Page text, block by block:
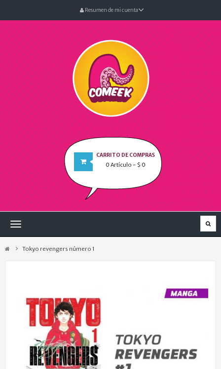
Resumen de mi cuenta
CARRITO DE COMPRAS
0 Artículo - $ 0
Navegación
Tokyo revengers número 1